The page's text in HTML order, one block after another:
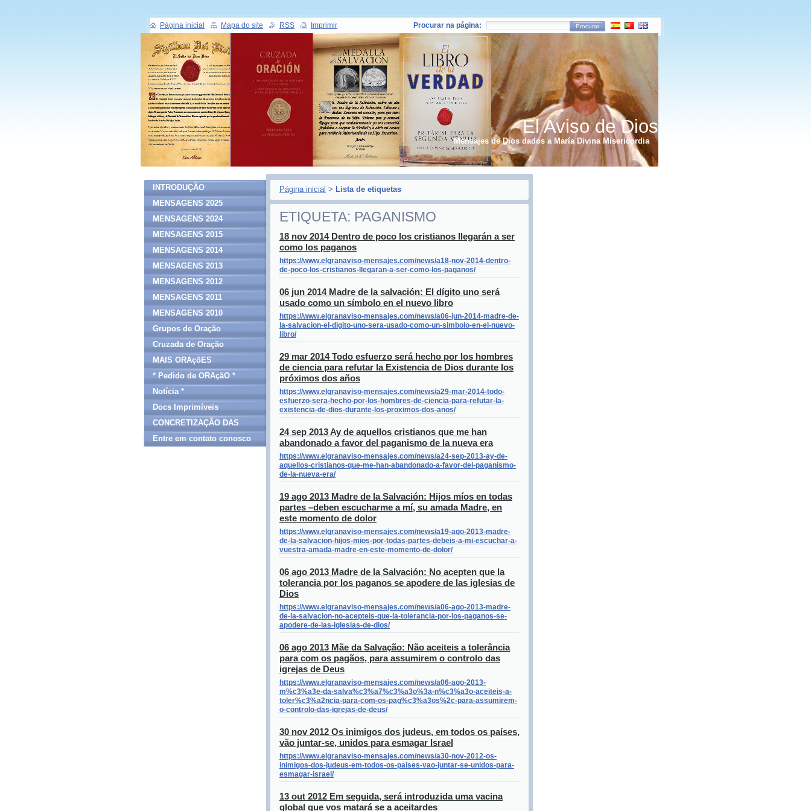
El Aviso de Dios
Mensajes de Dios dados a María Divina Misericordia
Página inicial > Lista de etiquetas
ETIQUETA: PAGANISMO
18 nov 2014 Dentro de poco los cristianos llegarán a ser
como los paganos
https://www.elgranaviso-mensajes.com/news/a18-nov-2014-dentro-
de-poco-los-cristianos-llegaran-a-ser-como-los-paganos/
06 jun 2014 Madre de la salvación: El dígito uno será
usado como un símbolo en el nuevo libro
https://www.elgranaviso-mensajes.com/news/a06-jun-2014-madre-de-
la-salvacion-el-digito-uno-sera-usado-como-un-simbolo-en-el-nuevo-
libro/
29 mar 2014 Todo esfuerzo será hecho por los hombres
de ciencia para refutar la Existencia de Dios durante los
próximos dos años
https://www.elgranaviso-mensajes.com/news/a29-mar-2014-todo-
esfuerzo-sera-hecho-por-los-hombres-de-ciencia-para-refutar-la-
existencia-de-dios-durante-los-proximos-dos-anos/
24 sep 2013 Ay de aquellos cristianos que me han
abandonado a favor del paganismo de la nueva era
https://www.elgranaviso-mensajes.com/news/a24-sep-2013-ay-de-
aquellos-cristianos-que-me-han-abandonado-a-favor-del-paganismo-
de-la-nueva-era/
19 ago 2013 Madre de la Salvación: Hijos míos en todas
partes –deben escucharme a mí, su amada Madre, en
este momento de dolor
https://www.elgranaviso-mensajes.com/news/a19-ago-2013-madre-
de-la-salvacion-hijos-mios-por-todas-partes-debeis-a-mi-escuchar-a-
vuestra-amada-madre-en-este-momento-de-dolor/
06 ago 2013 Madre de la Salvación: No acepten que la
tolerancia por los paganos se apodere de las iglesias de
Dios
https://www.elgranaviso-mensajes.com/news/a06-ago-2013-madre-
de-la-salvacion-no-acepteis-que-la-tolerancia-por-los-paganos-se-
apodere-de-las-iglesias-de-dios/
06 ago 2013 Mãe da Salvação: Não aceiteis a tolerância
para com os pagãos, para assumirem o controlo das
igrejas de Deus
https://www.elgranaviso-mensajes.com/news/a06-ago-2013-
m%c3%a3e-da-salva%c3%a7%c3%a3o%3a-n%c3%a3o-aceiteis-a-
toler%c3%a2ncia-para-com-os-pag%c3%a3os%2c-para-assumirem-
o-controlo-das-igrejas-de-deus/
30 nov 2012 Os inimigos dos judeus, em todos os países,
vão juntar-se, unidos para esmagar Israel
https://www.elgranaviso-mensajes.com/news/a30-nov-2012-os-
inimigos-dos-judeus-em-todos-os-paises-vao-juntar-se-unidos-para-
esmagar-israel/
13 out 2012 Em seguida, será introduzida uma vacina
global que vos matará se a aceitardes
INTRODUÇÃO
MENSAGENS 2025
MENSAGENS 2024
MENSAGENS 2015
MENSAGENS 2014
MENSAGENS 2013
MENSAGENS 2012
MENSAGENS 2011
MENSAGENS 2010
Grupos de Oração
Cruzada de Oração
MAIS ORAçõES
* Pedido de ORAçãO *
Notícia *
Docs Imprimíveis
CONCRETIZAÇÃO DAS
MENSAGENS
Entre em contato conosco
Página inicial Mapa do site RSS Imprimir Procurar na página: Procurar